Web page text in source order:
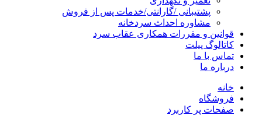
پشتیبانی /گارانتی/خدمات پس از فروش
مشاوره احداث سردخانه
قوانین و مقررات همکاری عقاب سرد
کاتالوگ پیلت
تماس با ما
درباره ما
خانه
فروشگاه
صفحات پر کاربرد